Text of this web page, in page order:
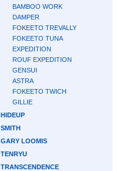
BAMBOO WORK
DAMPER
FOKEETO TREVALLY
FOKEETO TUNA
EXPEDITION
ROUF EXPEDITION
GENSUI
ASTRA
FOKEETO TWICH
GILLIE
HIDEUP
SMITH
GARY LOOMIS
TENRYU
TRANSCENDENCE